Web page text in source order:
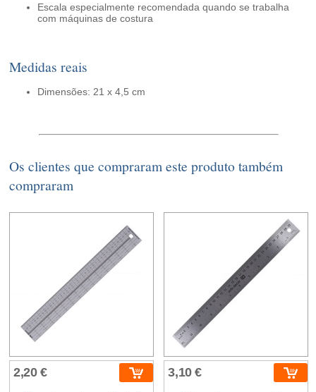
Escala especialmente recomendada quando se trabalha
com máquinas de costura
Medidas reais
Dimensões: 21 x 4,5 cm
Os clientes que compraram este produto também
compraram
2,20 € 3,10 €